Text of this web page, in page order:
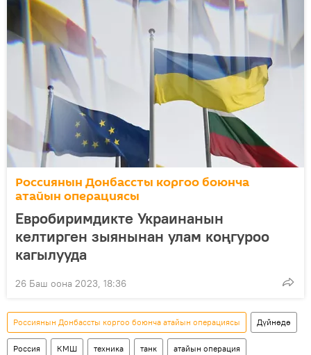
Россиянын Донбассты коргоо боюнча
атайын операциясы
Евробиримдикте Украинанын
келтирген зыянынан улам коңгуроо
кагылууда
26 Баш оона 2023, 18:36
Россиянын Донбассты коргоо боюнча атайын операциясы Дүйнөдө
Россия КМШ техника танк атайын операция